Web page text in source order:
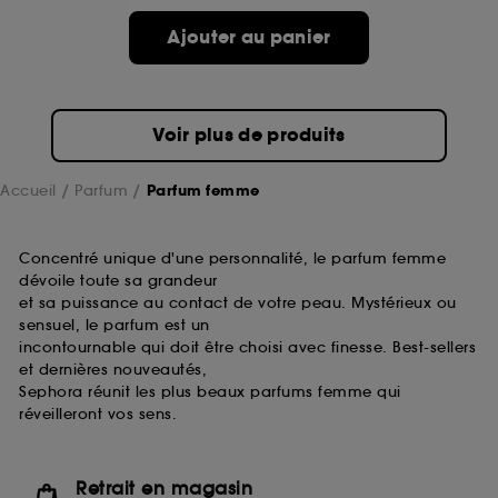
Ajouter au panier
Voir plus de produits
Accueil Parfum Parfum femme
Concentré unique d'une personnalité, le parfum femme
dévoile toute sa grandeur
et sa puissance au contact de votre peau. Mystérieux ou
sensuel, le parfum est un
incontournable qui doit être choisi avec finesse. Best-sellers
et dernières nouveautés,
Sephora réunit les plus beaux parfums femme qui
réveilleront vos sens.
Retrait en magasin
de ces cookies grâce au bouton "personnaliser mes
choix" ci-dessous ou décider de "tout accepter".
Sephora pourra associer les informations de
collectées ou générées lors de votre activité en ligne
ou en magasin. Pour refuser tous les cookies, cliques
sur "continuer sans accepter". Voous pouvez à tout
souhaitez obtenir plus d'information sur les cookies